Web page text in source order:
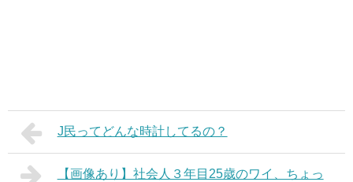
J民ってどんな時計してるの？
【画像あり】社会人３年目25歳のワイ、ちょっ